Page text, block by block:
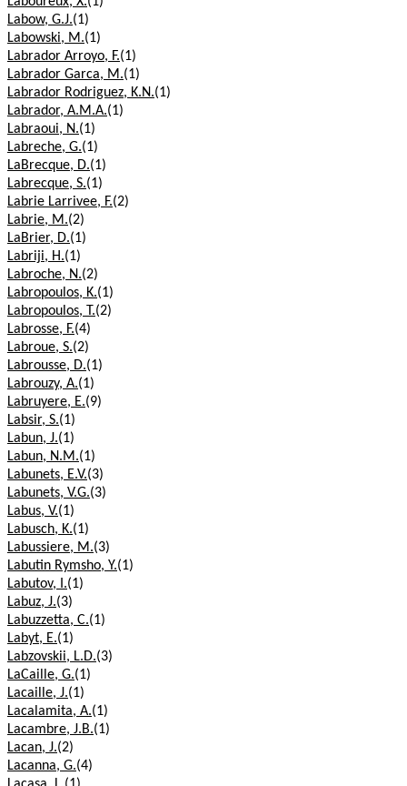
Labow, G.J.(1)
Labowski, M.(1)
Labrador Arroyo, F.(1)
Labrador Garca, M.(1)
Labrador Rodriguez, K.N.(1)
Labrador, A.M.A.(1)
Labraoui, N.(1)
Labreche, G.(1)
LaBrecque, D.(1)
Labrecque, S.(1)
Labrie Larrivee, F.(2)
Labrie, M.(2)
LaBrier, D.(1)
Labriji, H.(1)
Labroche, N.(2)
Labropoulos, K.(1)
Labropoulos, T.(2)
Labrosse, F.(4)
Labroue, S.(2)
Labrousse, D.(1)
Labrouzy, A.(1)
Labruyere, E.(9)
Labsir, S.(1)
Labun, J.(1)
Labun, N.M.(1)
Labunets, E.V.(3)
Labunets, V.G.(3)
Labus, V.(1)
Labusch, K.(1)
Labussiere, M.(3)
Labutin Rymsho, Y.(1)
Labutov, I.(1)
Labuz, J.(3)
Labuzzetta, C.(1)
Labyt, E.(1)
Labzovskii, L.D.(3)
LaCaille, G.(1)
Lacaille, J.(1)
Lacalamita, A.(1)
Lacambre, J.B.(1)
Lacan, J.(2)
Lacanna, G.(4)